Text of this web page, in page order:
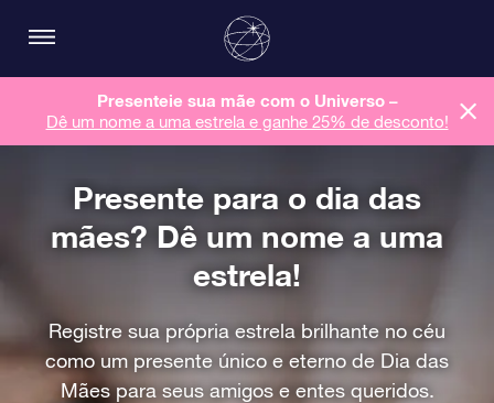
Presenteie sua mãe com o Universo –
Dê um nome a uma estrela e ganhe 25% de desconto!
Presente para o dia das
mães? Dê um nome a uma
estrela!
Registre sua própria estrela brilhante no céu
como um presente único e eterno de Dia das
Mães para seus amigos e entes queridos.